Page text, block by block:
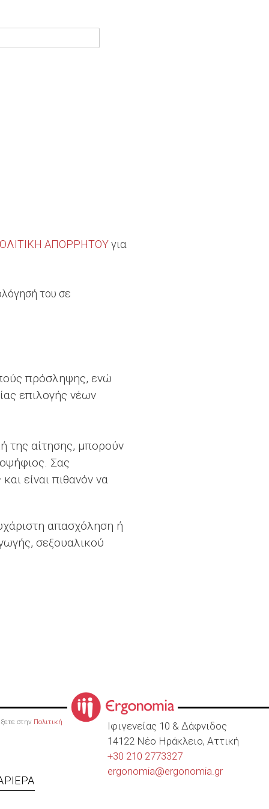
ΑΠΟΡΡΗΤΟΥγια
του σε
πρόσληψης, ενώ
της αίτησης, μπορούν
Σας
είναι πιθανόν να
απασχόληση ή
σεξουαλικού
Ιφιγενείας 10 & Δάφνιδος
14122 Νέο Ηράκλειο, Αττική
+30 210 2773327
ergonomia@ergonomia.gr
στην Πολιτική